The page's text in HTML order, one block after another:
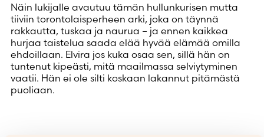
Näin lukijalle avautuu tämän hullunkurisen mutta
tiiviin torontolaisperheen arki, joka on täynnä
rakkautta, tuskaa ja naurua – ja ennen kaikkea
hurjaa taistelua saada elää hyvää elämää omilla
ehdoillaan. Elvira jos kuka osaa sen, sillä hän on
tuntenut kipeästi, mitä maailmassa selviytyminen
vaatii. Hän ei ole silti koskaan lakannut pitämästä
puoliaan.